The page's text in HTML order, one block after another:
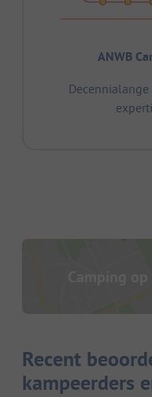
ANWB
Camping
Recent
kampeerders